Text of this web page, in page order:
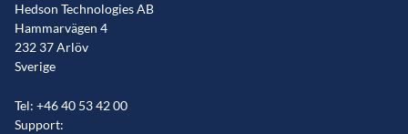
Hedson Technologies AB
Hammarvägen 4
232 37 Arlöv
Sverige
Tel: +46 40 53 42 00
Support: